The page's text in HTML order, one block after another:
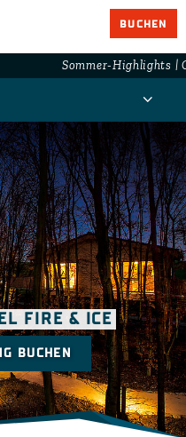
BUCHEN
FIRE & ICE
BUCHEN
Sommer-Highlights |